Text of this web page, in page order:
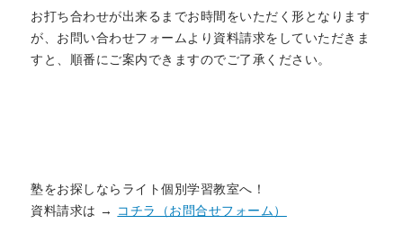
お打ち合わせが出来るまでお時間をいただく形となります
が、お問い合わせフォームより資料請求をしていただきま
すと、順番にご案内できますのでご了承ください。
塾をお探しならライト個別学習教室へ！
資料請求は → コチラ（お問合せフォーム）